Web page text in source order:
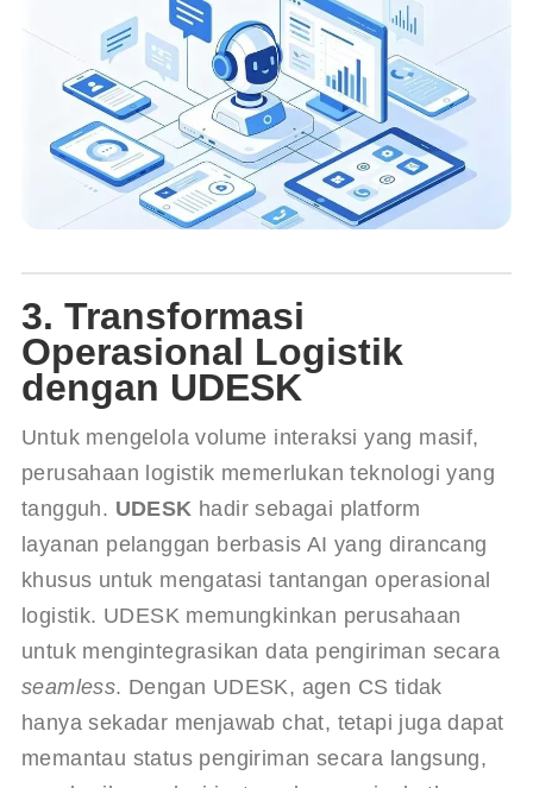
3. Transformasi
Operasional Logistik
dengan UDESK
Untuk mengelola volume interaksi yang masif,
perusahaan logistik memerlukan teknologi yang
tangguh. UDESK hadir sebagai platform
layanan pelanggan berbasis AI yang dirancang
khusus untuk mengatasi tantangan operasional
logistik. UDESK memungkinkan perusahaan
untuk mengintegrasikan data pengiriman secara
seamless. Dengan UDESK, agen CS tidak
hanya sekadar menjawab chat, tetapi juga dapat
memantau status pengiriman secara langsung,